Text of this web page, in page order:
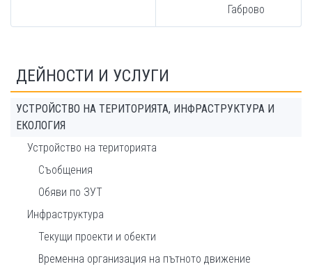
Габрово
ДЕЙНОСТИ И УСЛУГИ
УСТРОЙСТВО НА ТЕРИТОРИЯТА, ИНФРАСТРУКТУРА И
ЕКОЛОГИЯ
Устройство на територията
Съобщения
Обяви по ЗУТ
Инфраструктура
Текущи проекти и обекти
Временна организация на пътното движение